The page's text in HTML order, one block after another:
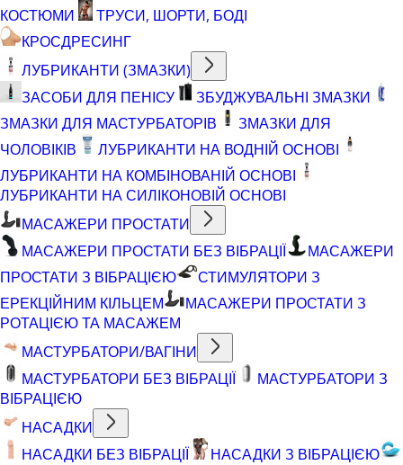
КОСТЮМИ
ТРУСИ, ШОРТИ, БОДІ
КРОСДРЕСИНГ
ЛУБРИКАНТИ (ЗМАЗКИ)
ЗАСОБИ ДЛЯ ПЕНІСУ
ЗБУДЖУВАЛЬНІ ЗМАЗКИ
ЗМАЗКИ ДЛЯ МАСТУРБАТОРІВ
ЗМАЗКИ ДЛЯ
ЧОЛОВІКІВ
ЛУБРИКАНТИ НА ВОДНІЙ ОСНОВІ
ЛУБРИКАНТИ НА КОМБІНОВАНІЙ ОСНОВІ
ЛУБРИКАНТИ НА СИЛІКОНОВІЙ ОСНОВІ
МАСАЖЕРИ ПРОСТАТИ
МАСАЖЕРИ ПРОСТАТИ БЕЗ ВІБРАЦІЇ
МАСАЖЕРИ
ПРОСТАТИ З ВІБРАЦІЄЮ
СТИМУЛЯТОРИ З
ЕРЕКЦІЙНИМ КІЛЬЦЕМ
МАСАЖЕРИ ПРОСТАТИ З
РОТАЦІЄЮ ТА МАСАЖЕМ
МАСТУРБАТОРИ/ВАГІНИ
МАСТУРБАТОРИ БЕЗ ВІБРАЦІЇ
МАСТУРБАТОРИ З
ВІБРАЦІЄЮ
НАСАДКИ
НАСАДКИ БЕЗ ВІБРАЦІЇ
НАСАДКИ З ВІБРАЦІЄЮ